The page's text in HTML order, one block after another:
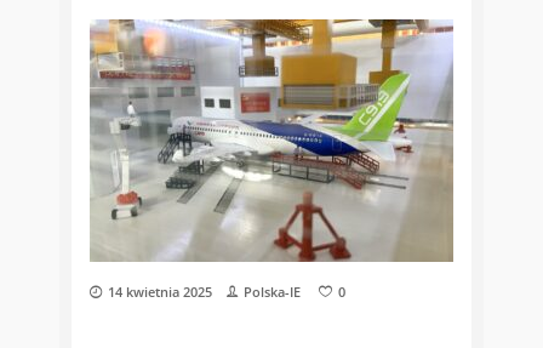
14 kwietnia 2025 Polska-IE 0